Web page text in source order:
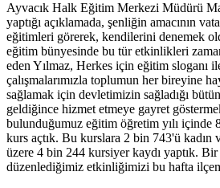
Ayvacık Halk Eğitim Merkezi Müdürü
yaptığı açıklamada, şenliğin amacının
eğitimleri görerek, kendilerini denemek
eğitim bünyesinde bu tür etkinlikleri
eden Yılmaz, Herkes için eğitim sloganı
çalışmalarımızla toplumun her bireyine
sağlamak için devletimizin sağladığı
geldiğince hizmet etmeye gayret
bulunduğumuz eğitim öğretim yılı içinde
kurs açtık. Bu kurslara 2 bin 743'ü
üzere 4 bin 244 kursiyer kaydı yaptık.
düzenlediğimiz etkinliğimizi bu hafta